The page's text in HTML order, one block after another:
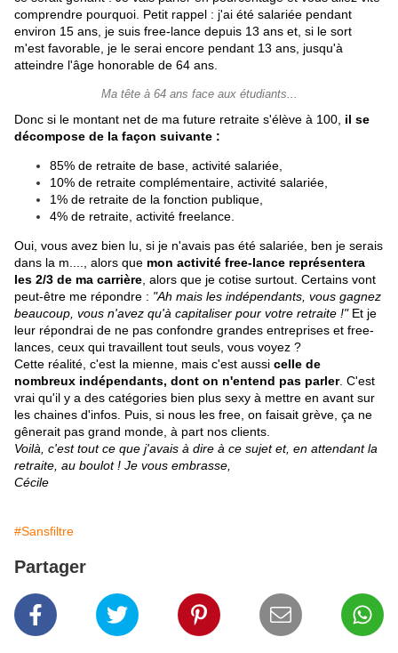
comprendre pourquoi. Petit rappel : j'ai été salariée pendant
environ 15 ans, je suis free-lance depuis 13 ans et, si le sort
m'est favorable, je le serai encore pendant 13 ans, jusqu'à
atteindre l'âge honorable de 64 ans.
Ma tête à 64 ans face aux étudiants...
Donc si le montant net de ma future retraite s'élève à 100, il se
décompose de la façon suivante :
85% de retraite de base, activité salariée,
10% de retraite complémentaire, activité salariée,
1% de retraite de la fonction publique,
4% de retraite, activité freelance.
Oui, vous avez bien lu, si je n'avais pas été salariée, ben je serais
dans la m...., alors que mon activité free-lance représentera
les 2/3 de ma carrière , alors que je cotise surtout. Certains vont
peut-être me répondre : "Ah mais les indépendants, vous gagnez
beaucoup, vous n'avez qu'à capitaliser pour votre retraite !"Et je
leur répondrai de ne pas confondre grandes entreprises et free-
lances, ceux qui travaillent tout seuls, vous voyez ?
Cette réalité, c'est la mienne, mais c'est aussi celle de
nombreux indépendants, dont on n'entend pas parler. C'est
vrai qu'il y a des catégories bien plus sexy à mettre en avant sur
les chaines d'infos. Puis, si nous les free, on faisait grève, ça ne
gênerait pas grand monde, à part nos clients.
Voilà, c'est tout ce que j'avais à dire à ce sujet et, en attendant la
retraite, au boulot ! Je vous embrasse,
Cécile
#Sansfiltre
Partager